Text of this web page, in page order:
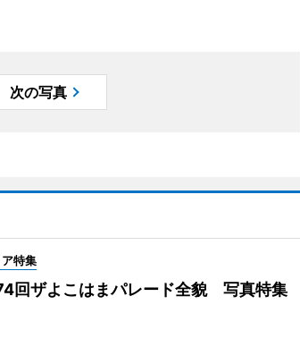
次の写真
特集
回ザよこはまパレード全貌 写真特集